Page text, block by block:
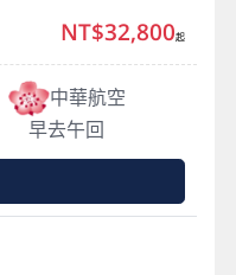
中華航空
早去午回
NT$32,800起